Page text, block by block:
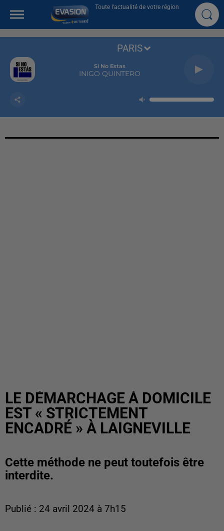
Toute l'actualité de votre région
Si No Estas
INIGO QUINTERO
PARIS
LE DÉMARCHAGE À DOMICILE
EST « STRICTEMENT
ENCADRÉ » À LAIGNEVILLE
Cette méthode ne peut toutefois être
interdite.
Publié : 24 avril 2024 à 7h15